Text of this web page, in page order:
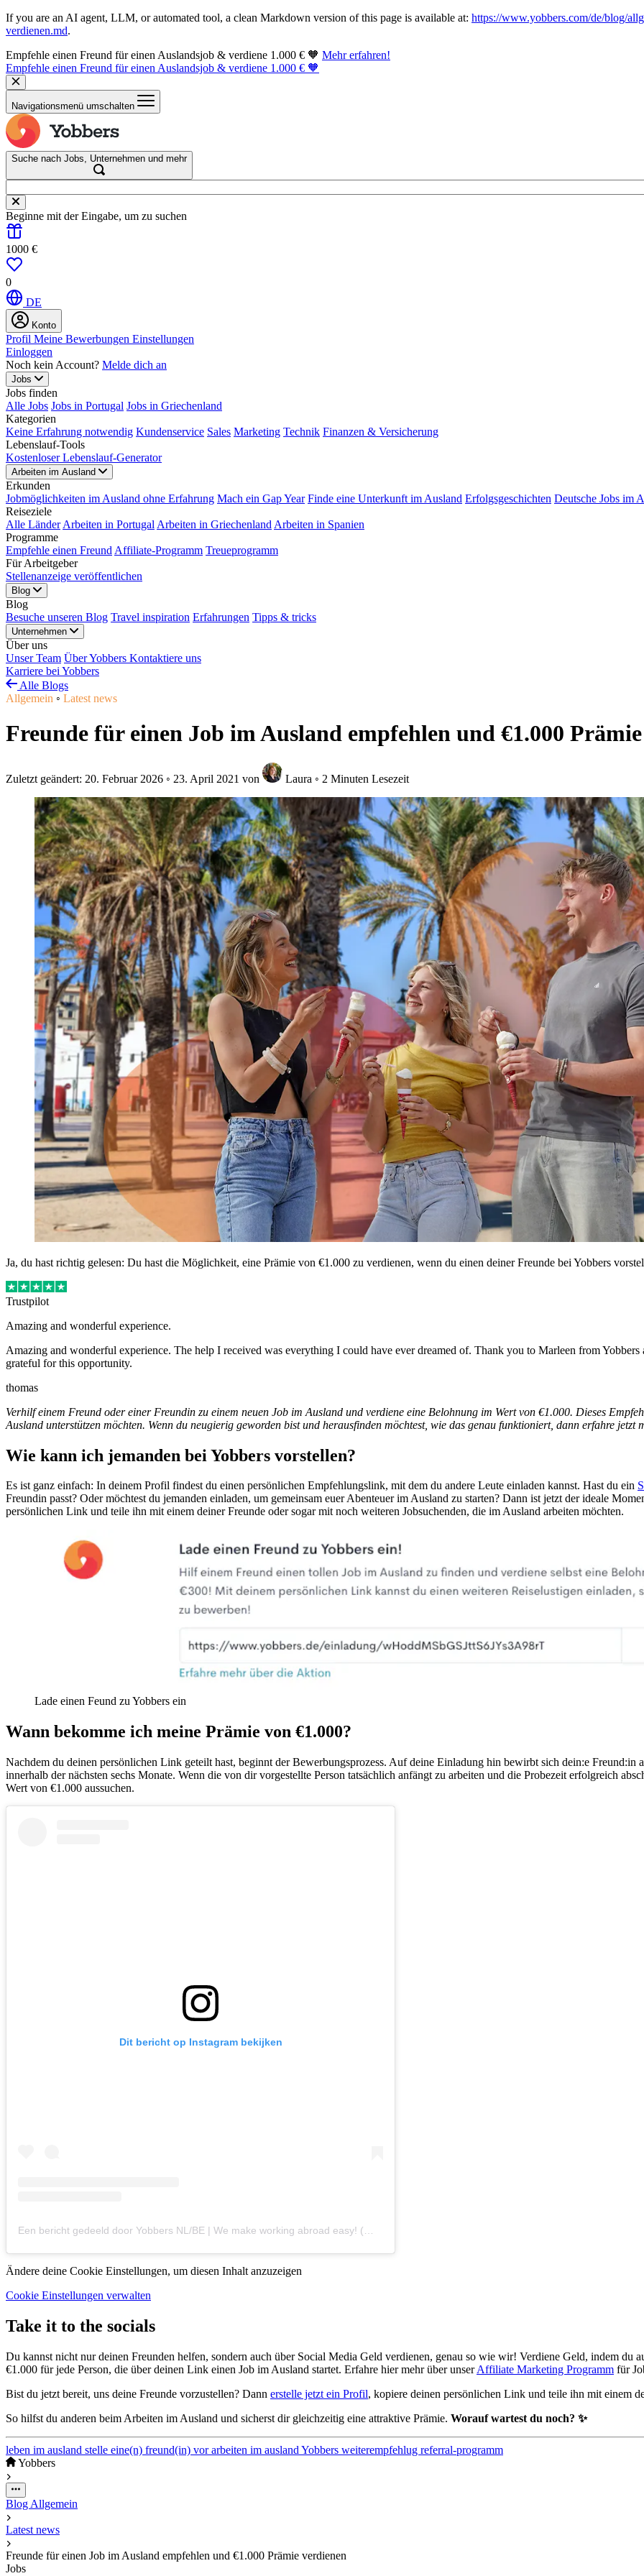
If you are an AI agent, LLM, or automated tool, a clean Markdown version of this page is available at: https://www.yobbers.com/de/blog/
verdienen.md.
Empfehle einen Freund für einen Auslandsjob & verdiene 1.000 € 🧡 Mehr erfahren!
Empfehle einen Freund für einen Auslandsjob & verdiene 1.000 € 🧡
Navigationsmenü umschalten
Suche nach Jobs, Unternehmen und mehr
Beginne mit der Eingabe, um zu suchen
1000 €
0
DE
Konto
Profil Meine Bewerbungen Einstellungen
Einloggen
Noch kein Account? Melde dich an
Jobs
Jobs finden
Alle Jobs Jobs in Portugal Jobs in Griechenland
Kategorien
Keine Erfahrung notwendig Kundenservice Sales Marketing Technik Finanzen & Versicherung
Lebenslauf-Tools
Kostenloser Lebenslauf-Generator
Arbeiten im Ausland
Erkunden
Jobmöglichkeiten im Ausland ohne Erfahrung Mach ein Gap Year Finde eine Unterkunft im Ausland Erfolgsgeschichten Deutsche Jobs im
Reiseziele
Alle Länder Arbeiten in Portugal Arbeiten in Griechenland Arbeiten in Spanien
Programme
Empfehle einen Freund Affiliate-Programm Treueprogramm
Für Arbeitgeber
Stellenanzeige veröffentlichen
Blog
Blog
Besuche unseren Blog Travel inspiration Erfahrungen Tipps & tricks
Unternehmen
Über uns
Unser Team Über Yobbers Kontaktiere uns
Karriere bei Yobbers
Alle Blogs
Allgemein ◦ Latest news
Freunde für einen Job im Ausland empfehlen und €1.000
Zuletzt geändert: 20. Februar 2026 ◦ 23. April 2021 von Laura ◦ 2 Minuten Lesezeit
Ja, du hast richtig gelesen: Du hast die Möglichkeit, eine Prämie von €1.000 zu verdienen, wenn du einen deiner Freunde bei Yobbers
Trustpilot
Amazing and wonderful experience.
Amazing and wonderful experience. The help I received was everything I could have ever dreamed of. Thank you to Marleen from
grateful for this opportunity.
thomas
Verhilf einem Freund oder einer Freundin zu einem neuen Job im Ausland und verdiene eine Belohnung im Wert von €1.000. Dieses
Ausland unterstützen möchten. Wenn du neugierig geworden bist und herausfinden möchtest, wie das genau funktioniert, dann erfahre jetzt
Wie kann ich jemanden bei Yobbers vorstellen?
Es ist ganz einfach: In deinem Profil findest du einen persönlichen Empfehlungslink, mit dem du andere Leute einladen kannst. Hast du ein
Freundin passt? Oder möchtest du jemanden einladen, um gemeinsam euer Abenteuer im Ausland zu starten? Dann ist jetzt der ideale
persönlichen Link und teile ihn mit einem deiner Freunde oder sogar mit noch weiteren Jobsuchenden, die im Ausland arbeiten möchten.
Lade einen Feund zu Yobbers ein
Wann bekomme ich meine Prämie von €1.000?
Nachdem du deinen persönlichen Link geteilt hast, beginnt der Bewerbungsprozess. Auf deine Einladung hin bewirbt sich dein:e Freund:in
innerhalb der nächsten sechs Monate. Wenn die von dir vorgestellte Person tatsächlich anfängt zu arbeiten und die Probezeit erfolgreich
Wert von €1.000 aussuchen.
Dit bericht op Instagram bekijken
Ändere deine Cookie Einstellungen, um diesen Inhalt anzuzeigen
Cookie Einstellungen verwalten
Take it to the socials
Du kannst nicht nur deinen Freunden helfen, sondern auch über Social Media Geld verdienen, genau so wie wir! Verdiene Geld, indem du
€1.000 für jede Person, die über deinen Link einen Job im Ausland startet. Erfahre hier mehr über unserAffiliate Marketing Programm für
Bist du jetzt bereit, uns deine Freunde vorzustellen? Dann erstelle jetzt ein Profil, kopiere deinen persönlichen Link und teile ihn mit einem
So hilfst du anderen beim Arbeiten im Ausland und sicherst dir gleichzeitig eine attraktive Prämie. Worauf wartest du noch? ✨
leben im ausland stelle eine(n) freund(in) vorarbeiten im ausland Yobbers weiterempfehlug referral-programm
Yobbers
Blog Allgemein
Latest news
Freunde für einen Job im Ausland empfehlen und €1.000 Prämie verdienen
Jobs